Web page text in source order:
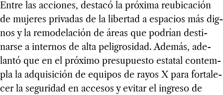
Entre las accio­nes, des­tacó la pró­xima reu­bi­ca­ción
de muje­res pri­va­das de la liber­tad a espa­cios más dig­
nos y la remo­de­la­ción de áreas que podrían des­ti­
narse a inter­nos de alta peli­gro­si­dad. Ade­más, ade­
lantó que en el pró­ximo pre­su­puesto esta­tal con­tem­
pla la adqui­si­ción de equi­pos de rayos X para for­ta­le­
cer la segu­ri­dad en acce­sos y evi­tar el ingreso de